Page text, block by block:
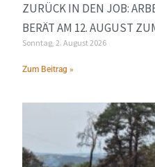
ZURÜCK IN DEN JOB:
BERÄT AM 12. AUGUST
Sonntag, 2. August 2026
Zum Beitrag »